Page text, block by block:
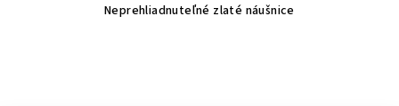
Neprehliadnuteľné zlaté náušnice